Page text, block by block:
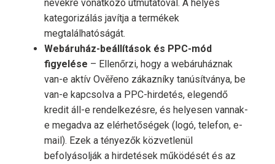
nevekre vonatkozó útmutatóval. A helyes
kategorizálás javítja a termékek
megtalálhatóságát.
Webáruház-beállítások és PPC-mód
figyelése – Ellenőrzi, hogy a webáruháznak
van-e aktív Ověřeno zákazníky tanúsítványa, be
van-e kapcsolva a PPC-hirdetés, elegendő
kredit áll-e rendelkezésre, és helyesen vannak-
e megadva az elérhetőségek (logó, telefon, e-
mail). Ezek a tényezők közvetlenül
befolyásolják a hirdetések működését és az